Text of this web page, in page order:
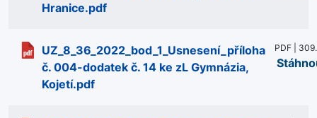
Hranice.pdf
UZ_8_36_2022_bod_1_Usnesení_příloha
č. 004-dodatek č. 14 ke zL Gymnázia,
Kojetí.pdf
PDF |